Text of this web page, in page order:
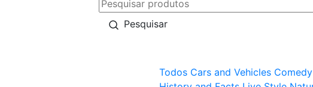
Pesquisar
Todos Cars and Vehicles Comedy